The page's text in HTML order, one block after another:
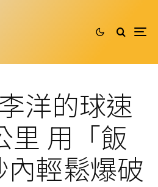
洋的球速
里 用「飯
輕鬆爆破